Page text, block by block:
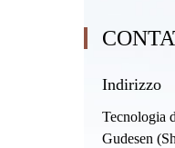
Indirizzo
Tecnologia
Gudesen